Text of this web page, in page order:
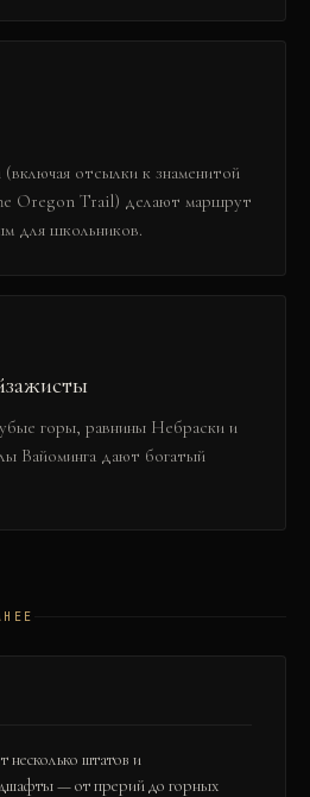
отсылки к знаменитой
Oregon Trail) делают маршрут
для школьников.
горы, равнины Небраски и
Вайоминга дают богатый
несколько штатов и
— от прерий до горных